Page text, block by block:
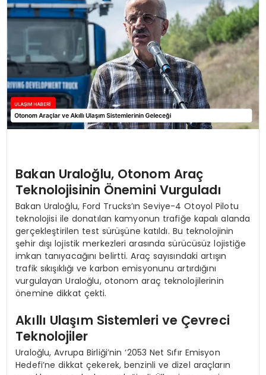
SAĞLIK
YAŞAM
Bakan Uraloğlu, Otonom Araç
Teknolojisinin Önemini Vurguladı
Bakan Uraloğlu, Ford Trucks’ın Seviye-4 Otoyol Pilotu
teknolojisi ile donatılan kamyonun trafiğe kapalı alanda
gerçekleştirilen test sürüşüne katıldı. Bu teknolojinin
şehir dışı lojistik merkezleri arasında sürücüsüz lojistiğe
imkan tanıyacağını belirtti. Araç sayısındaki artışın
trafik sıkışıklığı ve karbon emisyonunu artırdığını
vurgulayan Uraloğlu, otonom araç teknolojilerinin
önemine dikkat çekti.
Akıllı Ulaşım Sistemleri ve Çevreci
Teknolojiler
Uraloğlu, Avrupa Birliği’nin ‘2053 Net Sıfır Emisyon
Hedefi’ne dikkat çekerek, benzinli ve dizel araçların